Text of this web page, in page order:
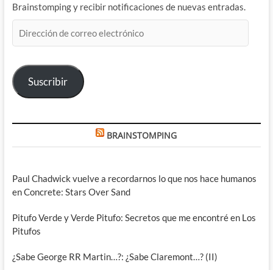
Brainstomping y recibir notificaciones de nuevas entradas.
de
electrónico
Suscribir
BRAINSTOMPING
Paul Chadwick vuelve a recordarnos lo que nos hace humanos
en Concrete: Stars Over Sand
Pitufo Verde y Verde Pitufo: Secretos que me encontré en Los
Pitufos
¿Sabe George RR Martin…?: ¿Sabe Claremont…? (II)